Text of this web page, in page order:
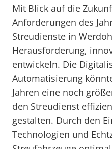
Mit Blick auf die
Anforderungen des
Streudienste in
Herausforderung,
entwickeln. Die
Automatisierung
Jahren eine noch
den Streudienst
gestalten. Durch den
Technologien und